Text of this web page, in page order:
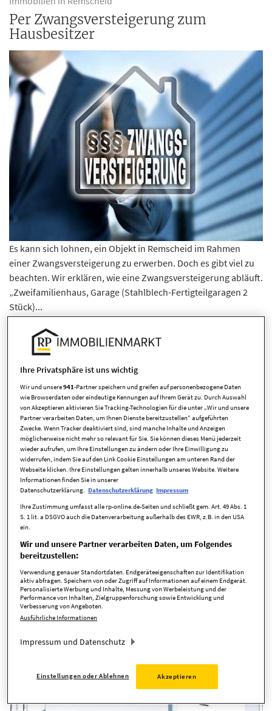
Per Zwangsversteigerung zum
Hausbesitzer
Es kann sich lohnen, ein Objekt in Remscheid im Rahmen
einer Zwangsversteigerung zu erwerben. Doch es gibt viel zu
beachten. Wir erklären, wie eine Zwangsversteigerung abläuft.
„Zweifamilienhaus, Garage (Stahlblech-Fertigteilgaragen 2
Stück)...
Familie, Beziehungen und jede Menge Glück
Wie wir uns ein Haus im Düsseldorfer
Speckgürtel kaufen konnten
Unser Autor und seine Frau sind seit kurzem Eigentümer eines
Reihenhäuschens im Duisburger Süden. Sie haben
vergleichsweise wenig Geld für ihre Immobilie bezahlt. Dass
das gelang, hing mit viel Glück zusammen...
Neubaupreise weiter gestiegen
Bis zu 13 Jahresgehälter kostet ein
Haus im Kreis Mettmann
Ihre Privatsphäre ist uns wichtig
Wir und unsere941-Partner speichern und greifen auf personenbezogene Daten
wie Browserdaten oder eindeutige Kennungen auf Ihrem Gerät zu. Durch Auswahl
von Akzeptieren aktivieren Sie Tracking-Technologien für die unter „Wir und unsere
Partner verarbeiten Daten, um Ihnen Dienste bereitzustellen“ aufgeführten
Zwecke. Wenn Tracker deaktiviert sind, sind manche Inhalte und Anzeigen
möglicherweise nicht mehr so relevant für Sie. Sie können dieses Menü jederzeit
wieder aufrufen, um Ihre Einstellungen zu ändern oder Ihre Einwilligung zu
widerrufen, indem Sie auf den Link Cookie Einstellungen am unteren Rand der
Webseite klicken. Ihre Einstellungen gelten innerhalb unseres Website. Weitere
Informationen finden Sie in unserer
Datenschutzerklärung. Datenschutzerklärung Impressum
Ihre Zustimmung umfasst alle rp-online.de-Seiten und schließt gem. Art. 49 Abs. 1
S. 1 lit. a DSGVO auch die Datenverarbeitung außerhalb des EWR, z.B. in den USA
ein.
Wir und unsere Partner verarbeiten Daten, um Folgendes
bereitzustellen:
Verwendung genauer Standortdaten. Endgeräteeigenschaften zur Identifikation
aktiv abfragen. Speichern von oder Zugriff auf Informationen auf einem Endgerät.
Personalisierte Werbung und Inhalte, Messung von Werbeleistung und der
Performance von Inhalten, Zielgruppenforschung sowie Entwicklung und
Verbesserung von Angeboten.
Ausführliche Informationen
Impressum und Datenschutz
Einstellungen oder Ablehnen Akzeptieren